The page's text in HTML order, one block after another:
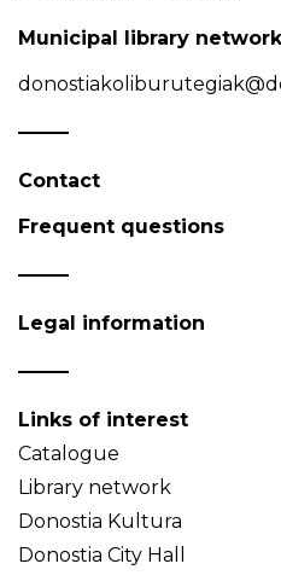
Municipal library network
Contact
Frequent questions
Legal information
Links of interest
Catalogue
Library network
Donostia Kultura
Donostia City Hall